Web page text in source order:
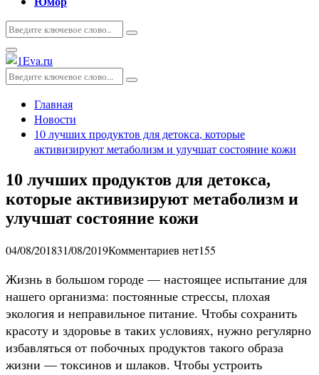
Искать:
Поиск
Основное
меню
Искать:
Поиск
Главная
Новости
10 лучших продуктов для детокса, которые
активизируют метаболизм и улучшат состояние кожи
10 лучших продуктов для детокса,
которые активизируют метаболизм и
улучшат состояние кожи
04/08/201831/08/2019Комментариев нет155
Жизнь в большом городе — настоящее испытание для
нашего организма: постоянные стрессы, плохая
экология и неправильное питание. Чтобы сохранить
красоту и здоровье в таких условиях, нужно регулярно
избавляться от побочных продуктов такого образа
жизни — токсинов и шлаков. Чтобы устроить